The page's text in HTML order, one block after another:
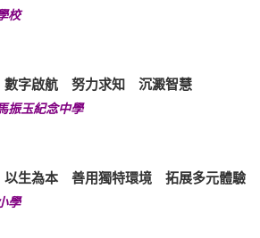
校
字啟航 努力求知 沉澱智慧
振玉紀念中學
生為本 善用獨特環境 拓展多元體驗
學